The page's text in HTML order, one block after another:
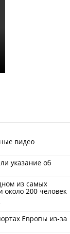
видео
указание об
из самых
около 200 человек
Европы из-за